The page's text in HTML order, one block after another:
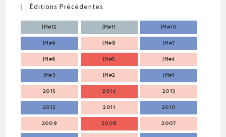
Éditions Précédentes
JM#12 JM#11
JM#10
JM#9
JM#8
JM#7
JM#6
JM#5
JM#4
JM#3
JM#2
JM#1
2015
2014
2013
2012
2011
2010
2009
2008
2007